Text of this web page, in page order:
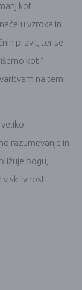
kot
vzroka in
pravil, ter se
kot ”
na tem
razumevanje in
bogu,
v skrivnosti